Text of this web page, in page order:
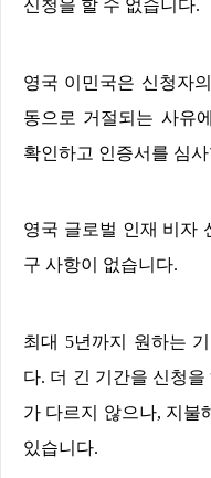
신청을 할 수 없습니다.
영국 이민국은 신청자
동으로 거절되는 사유
확인하고 인증서를 심
영국 글로벌 인재 비자
구 사항이 없습니다.
최대 5년까지 원하는
다. 더 긴 기간을 신청
가 다르지 않으나, 지불
있습니다.